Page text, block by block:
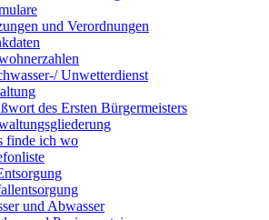
und Verordnungen
Unwetterdienst
des Ersten Bürgermeisters
finde ich wo
und Abwasser